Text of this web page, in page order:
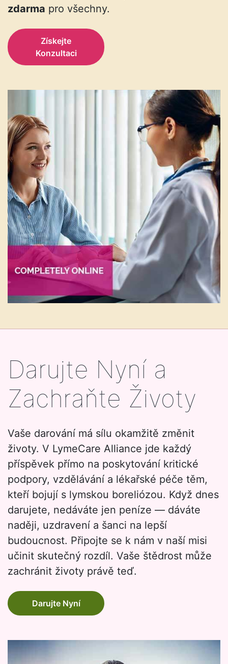
zdarma pro všechny.
Získejte
Konzultaci
Darujte Nyní a
Zachraňte Životy
Vaše darování má sílu okamžitě změnit
životy. V LymeCare Alliance jde každý
příspěvek přímo na poskytování kritické
podpory, vzdělávání a lékařské péče těm,
kteří bojují s lymskou boreliózou. Když dnes
darujete, nedáváte jen peníze — dáváte
naději, uzdravení a šanci na lepší
budoucnost. Připojte se k nám v naší misi
učinit skutečný rozdíl. Vaše štědrost může
zachránit životy právě teď.
Darujte Nyní